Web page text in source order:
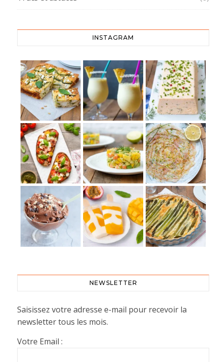
INSTAGRAM
NEWSLETTER
Saisissez votre adresse e-mail pour recevoir la
newsletter tous les mois.
Votre Email :